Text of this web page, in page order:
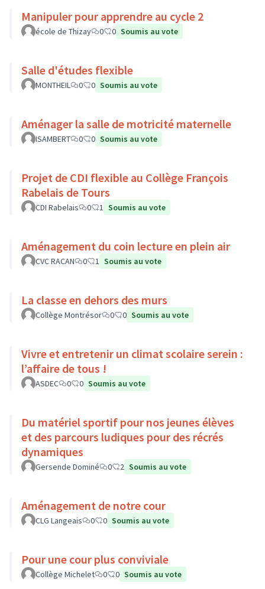
Manipuler pour apprendre au cycle 2
école de Thizay 0 0 Soumis au vote
Salle d'études flexible
MONTHEIL 0 0 Soumis au vote
Aménager la salle de motricité maternelle
ISAMBERT 0 0 Soumis au vote
Projet de CDI flexible au Collège François
Rabelais de Tours
CDI Rabelais 0 1 Soumis au vote
Aménagement du coin lecture en plein air
CVC RACAN 0 1 Soumis au vote
La classe en dehors des murs
Collège Montrésor 0 0 Soumis au vote
Vivre et entretenir un climat scolaire serein :
l’affaire de tous !
ASDEC 0 0 Soumis au vote
Du matériel sportif pour nos jeunes élèves
et des parcours ludiques pour des récrés
dynamiques
Gersende Dominé 0 2 Soumis au vote
Aménagement de notre cour
CLG Langeais 0 0 Soumis au vote
Pour une cour plus conviviale
Collège Michelet 0 0 Soumis au vote